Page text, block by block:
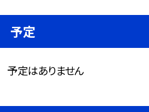
予定
予定はありません